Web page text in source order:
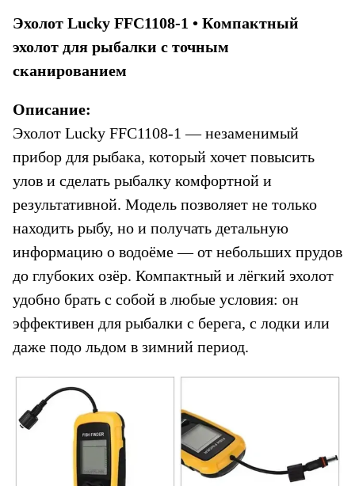
Эхолот Lucky FFC1108-1 • Компактный
эхолот для рыбалки с точным
сканированием
Описание:
Эхолот Lucky FFC1108-1 — незаменимый
прибор для рыбака, который хочет повысить
улов и сделать рыбалку комфортной и
результативной. Модель позволяет не только
находить рыбу, но и получать детальную
информацию о водоёме — от небольших прудов
до глубоких озёр. Компактный и лёгкий эхолот
удобно брать с собой в любые условия: он
эффективен для рыбалки с берега, с лодки или
даже подо льдом в зимний период.